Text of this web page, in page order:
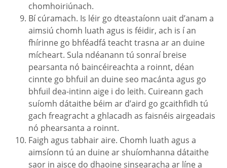
chomhoiriúnach.
Bí cúramach. Is léir go dteastaíonn uait d’anam a
aimsiú chomh luath agus is féidir, ach is í an
fhírinne go bhféadfá teacht trasna ar an duine
mícheart. Sula ndéanann tú sonraí breise
pearsanta nó baincéireachta a roinnt, déan
cinnte go bhfuil an duine seo macánta agus go
bhfuil dea-intinn aige i do leith. Cuireann gach
suíomh dátaithe béim ar d’aird go gcaithfidh tú
gach freagracht a ghlacadh as faisnéis airgeadais
nó phearsanta a roinnt.
Faigh agus tabhair aire. Chomh luath agus a
aimsíonn tú an duine ar shuíomhanna dátaithe
saor in aisce do dhaoine sinsearacha ar líne a